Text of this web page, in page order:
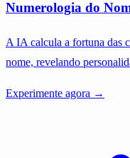
Numerologia do
A IA calcula a fortuna das
nome, revelando
Experimente agora →